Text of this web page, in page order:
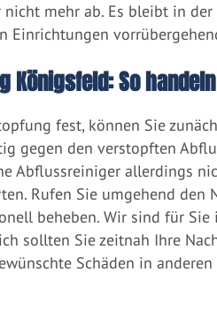
mehr ab. Es bleibt in
Einrichtungen
Königsfeld: So
fest, können Sie
gegen den verstopften
Abflussreiniger allerdings
Rufen Sie umgehend den
beheben. Wir sind für
sollten Sie zeitnah Ihre
Schäden in